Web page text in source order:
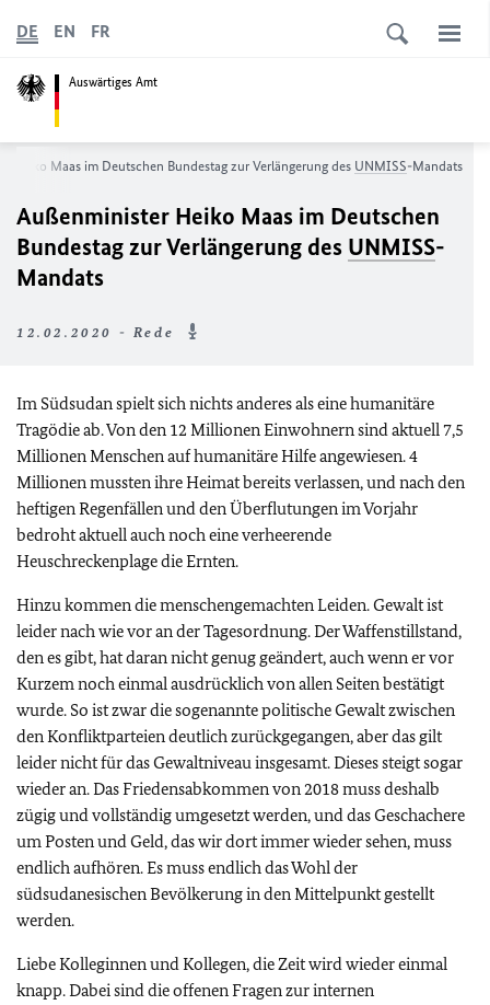
Auswärtiges Amt
DE EN FR
Heiko Maas im Deutschen Bundestag zur Verlängerung des UNMISS-Mandats
Außenminister Heiko Maas im Deutschen
Bundestag zur Verlängerung des UNMISS-
Mandats
12.02.2020 - Rede
Im Südsudan spielt sich nichts anderes als eine humanitäre
Tragödie ab. Von den 12 Millionen Einwohnern sind aktuell 7,5
Millionen Menschen auf humanitäre Hilfe angewiesen. 4
Millionen mussten ihre Heimat bereits verlassen, und nach den
heftigen Regenfällen und den Überflutungen im Vorjahr
bedroht aktuell auch noch eine verheerende
Heuschreckenplage die Ernten.
Hinzu kommen die menschengemachten Leiden. Gewalt ist
leider nach wie vor an der Tagesordnung. Der Waffenstillstand,
den es gibt, hat daran nicht genug geändert, auch wenn er vor
Kurzem noch einmal ausdrücklich von allen Seiten bestätigt
wurde. So ist zwar die sogenannte politische Gewalt zwischen
den Konfliktparteien deutlich zurückgegangen, aber das gilt
leider nicht für das Gewaltniveau insgesamt. Dieses steigt sogar
wieder an. Das Friedensabkommen von 2018 muss deshalb
zügig und vollständig umgesetzt werden, und das Geschachere
um Posten und Geld, das wir dort immer wieder sehen, muss
endlich aufhören. Es muss endlich das Wohl der
südsudanesischen Bevölkerung in den Mittelpunkt gestellt
werden.
Liebe Kolleginnen und Kollegen, die Zeit wird wieder einmal
knapp. Dabei sind die offenen Fragen zur internen